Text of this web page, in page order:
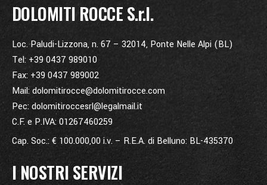
DOLOMITI ROCCE S.r.l.
Loc. Paludi-Lizzona, n. 67 – 32014, Ponte Nelle Alpi (BL)
Tel: +39 0437 989010
Fax: +39 0437 989002
Mail: dolomitirocce@dolomitirocce.com
Pec: dolomitiroccesrl@legalmail.it
C.F. e P.IVA: 01267460259
Cap. Soc.: € 100.000,00 i.v. – R.E.A. di Belluno: BL-435370
I NOSTRI SERVIZI